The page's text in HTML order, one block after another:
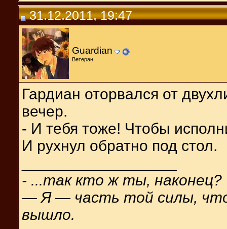
31.12.2011, 19:47
Guardian
Ветеран
Гардиан оторвался от
вечер.
- И тебя тоже! Чтобы
И рухнул обратно под стол.
- ...так кто ж ты, наконец?
— Я — часть той силы, что
вышло.